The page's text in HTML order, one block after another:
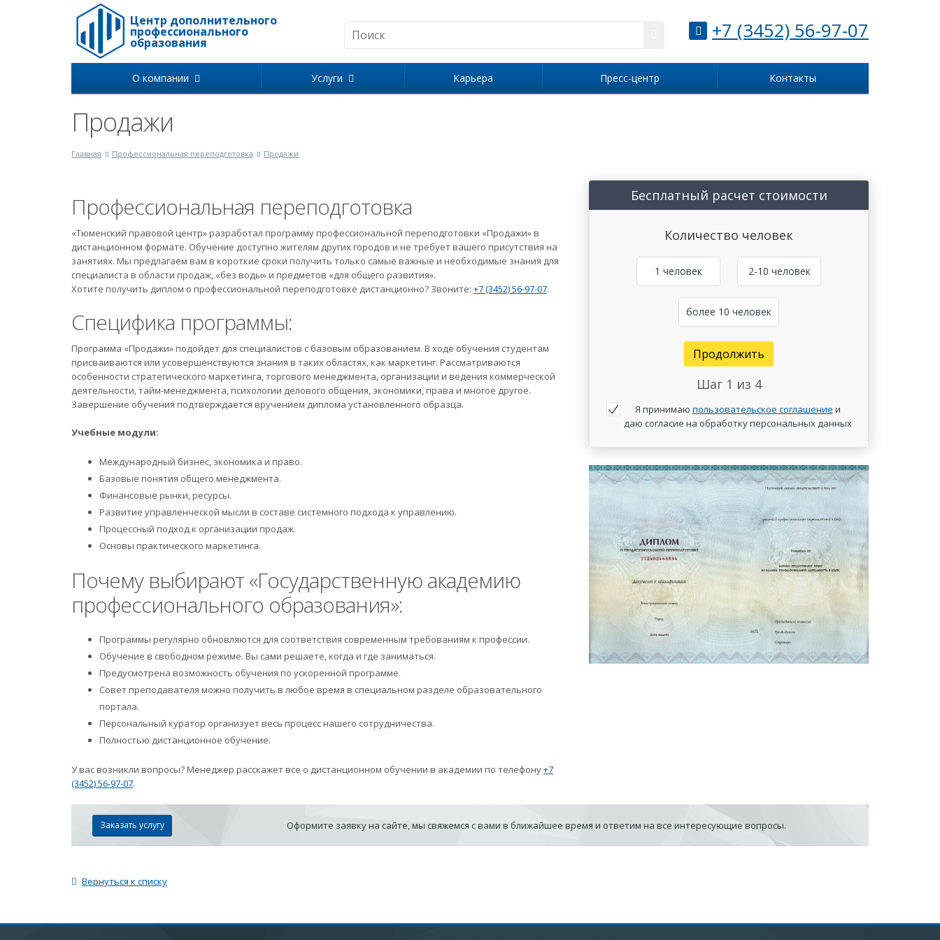
Центр дополнительного
профессионального
образования +7 (3452) 56-97-07
О компании Услуги Карьера Пресс-центр Контакты
Продажи
Главная Профессиональная переподготовка Продажи
Бесплатный расчет стоимости
Количество человек
1 человек 2-10 человек
более 10 человек
Продолжить
Шаг 1 из 4
Я принимаю пользовательское соглашение и
даю согласие на обработку персональных данных
Профессиональная переподготовка
«Тюменский правовой центр» разработал программу профессиональной переподготовки «Продажи» в
дистанционном формате. Обучение доступно жителям других городов и не требует вашего присутствия на
занятиях. Мы предлагаем вам в короткие сроки получить только самые важные и необходимые знания для
специалиста в области продаж, «без воды» и предметов «для общего развития».
Хотите получить диплом о профессиональной переподготовке дистанционно? Звоните: +7 (3452) 56-97-07.
Специфика программы:
Программа «Продажи» подойдет для специалистов с базовым образованием. В ходе обучения студентам
присваиваются или усовершенствуются знания в таких областях, как маркетинг. Рассматриваются
особенности стратегического маркетинга, торгового менеджмента, организации и ведения коммерческой
деятельности, тайм-менеджмента, психологии делового общения, экономики, права и многое другое.
Завершение обучения подтверждается вручением диплома установленного образца.
Учебные модули:
Международный бизнес, экономика и право.
Базовые понятия общего менеджмента.
Финансовые рынки, ресурсы.
Развитие управленческой мысли в составе системного подхода к управлению.
Процессный подход к организации продаж.
Основы практического маркетинга.
Почему выбирают «Государственную академию
профессионального образования»:
Программы регулярно обновляются для соответствия современным требованиям к профессии.
Обучение в свободном режиме. Вы сами решаете, когда и где заниматься.
Предусмотрена возможность обучения по ускоренной программе.
Совет преподавателя можно получить в любое время в специальном разделе образовательного
портала.
Персональный куратор организует весь процесс нашего сотрудничества.
Полностью дистанционное обучение.
У вас возникли вопросы? Менеджер расскажет все о дистанционном обучении в академии по телефону+7
(3452) 56-97-07.
Заказать услугу Оформите заявку на сайте, мы свяжемся с вами в ближайшее время и ответим на все интересующие вопросы.
Вернуться к списку